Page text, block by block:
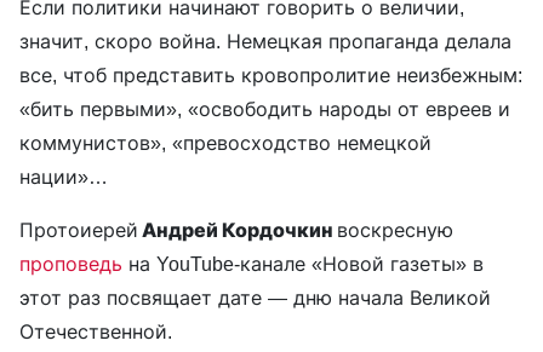
Если политики начинают говорить о величии,
значит, скоро война. Немецкая пропаганда делала
все, чтоб представить кровопролитие неизбежным:
«бить первыми», «освободить народы от евреев и
коммунистов», «превосходство немецкой
нации»…
Протоиерей Андрей Кордочкин воскресную
проповедь на YouTube-канале «Новой газеты» в
этот раз посвящает дате — дню начала Великой
Отечественной.